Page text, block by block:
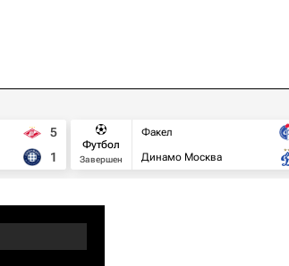
5
1
Футбол
Завершен
Факел
Динамо Москва